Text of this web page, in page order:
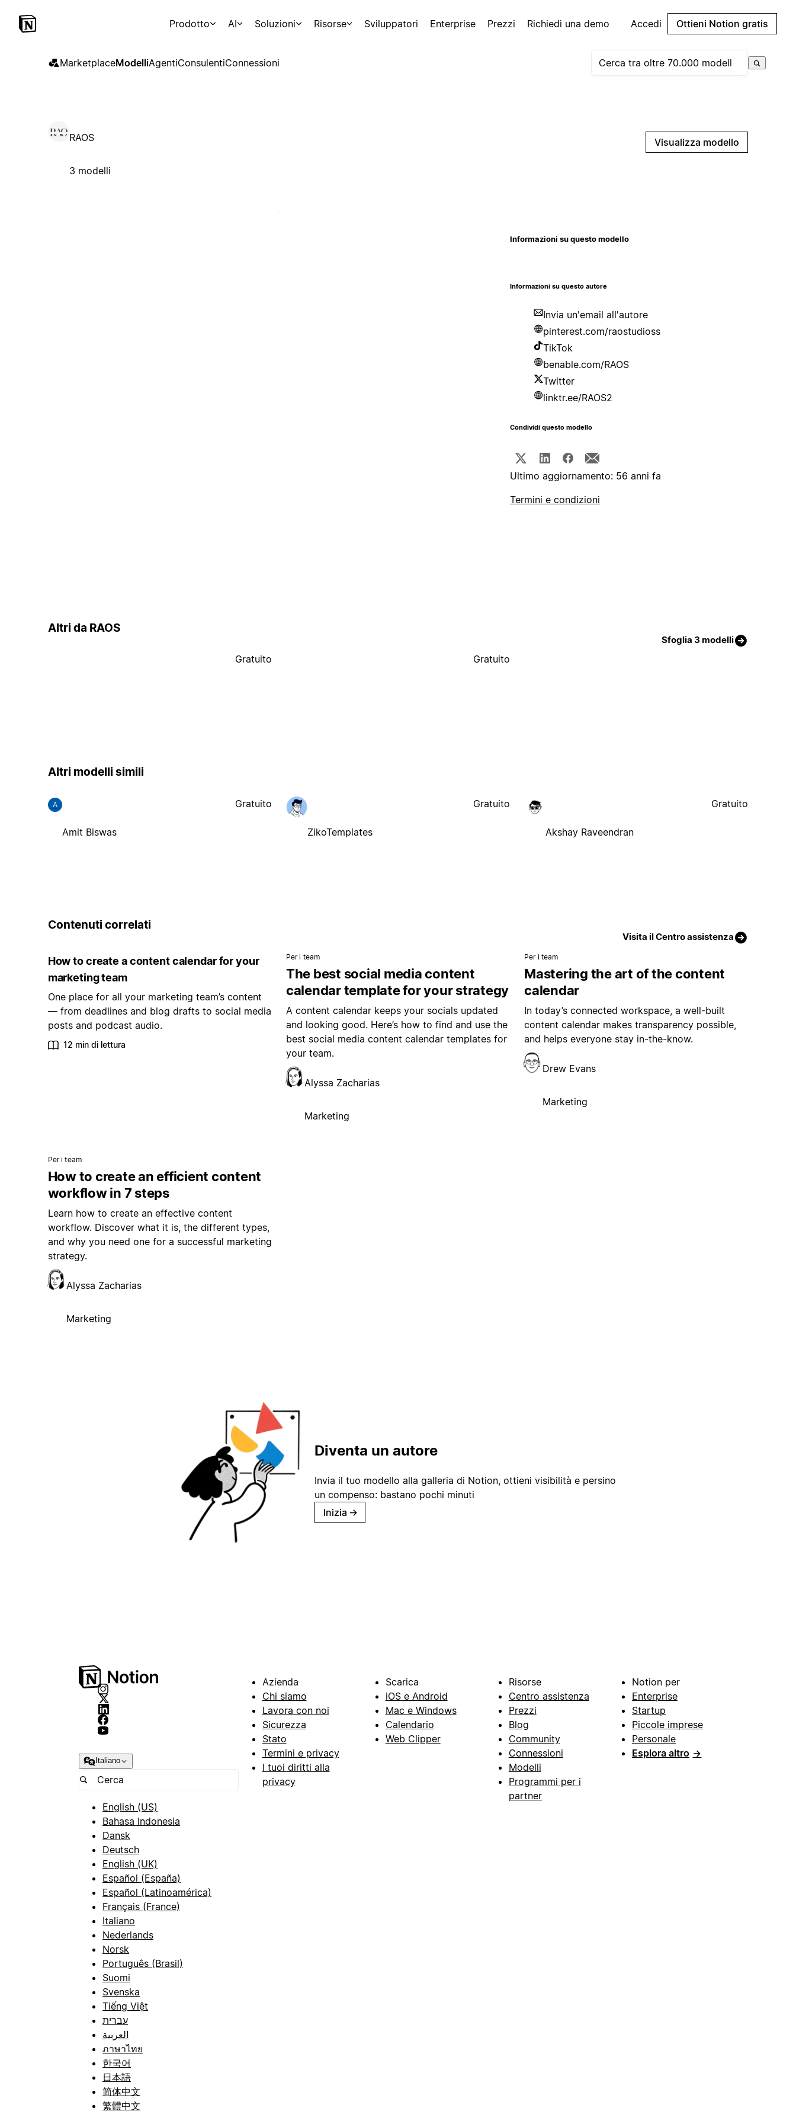
Prodotto AI Soluzioni Risorse Sviluppatori Enterprise Prezzi Richiedi una demo Accedi Ottieni Notion gratis
MarketplaceModelliAgentiConsulentiConnessioni
RAOS
3 modelli
Visualizza modello
Informazioni su questo modello
Informazioni su questo autore
Invia un'email all'autore
pinterest.com/raostudioss
TikTok
benable.com/RAOS
Twitter
linktr.ee/RAOS2
Condividi questo modello
Ultimo aggiornamento: 56 anni fa
Termini e condizioni
Altri da RAOS
Sfoglia 3 modelli
Gratuito Gratuito
Altri modelli simili
A
Amit Biswas
Gratuito
ZikoTemplates
Gratuito
Akshay Raveendran
Gratuito
Contenuti correlati
Visita il Centro assistenza
How to create a content calendar for your
marketing team
One place for all your marketing team’s content
— from deadlines and blog drafts to social media
posts and podcast audio.
12 min di lettura
Per i team
The best social media content
calendar template for your strategy
A content calendar keeps your socials updated
and looking good. Here’s how to find and use the
best social media content calendar templates for
your team.
Alyssa Zacharias
Marketing
Per i team
Mastering the art of the content
calendar
In today’s connected workspace, a well-built
content calendar makes transparency possible,
and helps everyone stay in-the-know.
Drew Evans
Marketing
Per i team
How to create an efficient content
workflow in 7 steps
Learn how to create an effective content
workflow. Discover what it is, the different types,
and why you need one for a successful marketing
strategy.
Alyssa Zacharias
Marketing
Diventa un autore
Invia il tuo modello alla galleria di Notion, ottieni visibilità e persino
un compenso: bastano pochi minuti
Inizia →
Italiano
English (US)
Bahasa Indonesia
Dansk
Deutsch
English (UK)
Español (España)
Español (Latinoamérica)
Français (France)
Italiano
Nederlands
Norsk
Português (Brasil)
Suomi
Svenska
Tiếng Việt
עברית
العربية
ภาษาไทย
한국어
日本語
简体中文
繁體中文
Azienda
Chi siamo
Lavora con noi
Sicurezza
Stato
Termini e privacy
I tuoi diritti alla
privacy
Scarica
iOS e Android
Mac e Windows
Calendario
Web Clipper
Risorse
Centro assistenza
Prezzi
Blog
Community
Connessioni
Modelli
Programmi per i
partner
Notion per
Enterprise
Startup
Piccole imprese
Personale
Esplora altro →